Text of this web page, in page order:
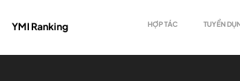
YMI Ranking HỢP TÁC TUYỂN